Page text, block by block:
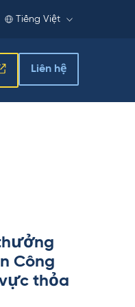
Tiếng Việt
Liên hệ
Công
thỏa